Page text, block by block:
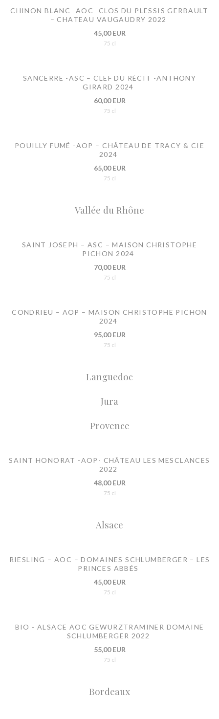
CHINON BLANC -AOC -CLOS DU PLESSIS GERBAULT
– CHATEAU VAUGAUDRY 2022
45,00 EUR
75 cl
SANCERRE -ASC – CLEF DU RÉCIT -ANTHONY
GIRARD 2024
60,00 EUR
75 cl
POUILLY FUMÉ -AOP – CHÂTEAU DE TRACY & CIE
2024
65,00 EUR
75 cl
Vallée du Rhône
SAINT JOSEPH – ASC – MAISON CHRISTOPHE
PICHON 2024
70,00 EUR
75 cl
CONDRIEU – AOP – MAISON CHRISTOPHE PICHON
2024
95,00 EUR
75 cl
Languedoc
Jura
Provence
SAINT HONORAT -AOP- CHÂTEAU LES MESCLANCES
2022
48,00 EUR
75 cl
Alsace
RIESLING – AOC – DOMAINES SCHLUMBERGER – LES
PRINCES ABBÉS
45,00 EUR
75 cl
BIO - ALSACE AOC GEWURZTRAMINER DOMAINE
SCHLUMBERGER 2022
55,00 EUR
75 cl
Bordeaux